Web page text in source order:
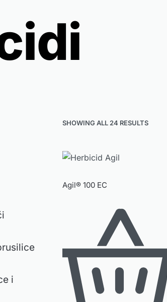
i
SHOWING ALL 24 RESULTS
Agil® 100 EC